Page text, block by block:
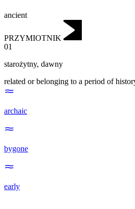
ancient
PRZYMIOTNIK
01
starożytny, dawny
related or belonging to a period of
archaic
bygone
early